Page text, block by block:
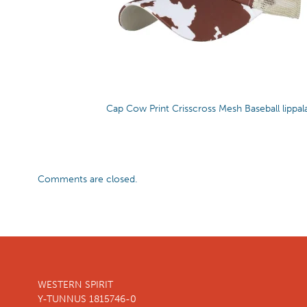
Cap Cow Print Crisscross Mesh Baseball
Comments are closed.
WESTERN SPIRIT
Y-TUNNUS 1815746-0